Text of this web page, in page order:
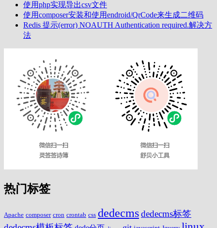
使用php实现导出csv文件
使用composer安装和使用endroid/QrCode来生成二维码
Redis 提示(error) NOAUTH Authentication required.解决方
法
热门标签
Apache composer cron crontab css dedecmsdedecms标签